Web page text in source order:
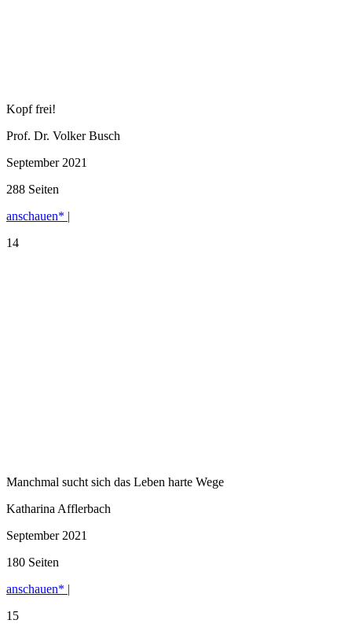
Kopf frei!
Prof. Dr. Volker Busch
September 2021
288 Seiten
anschauen* |
14
Manchmal sucht sich das Leben harte Wege
Katharina Afflerbach
September 2021
180 Seiten
anschauen* |
15